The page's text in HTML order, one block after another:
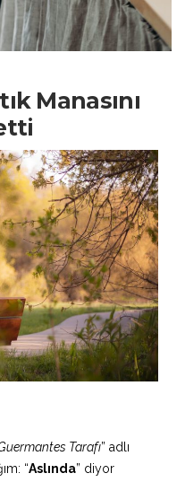
Manasını
Tarafı” adlı
“Aslında” diyor